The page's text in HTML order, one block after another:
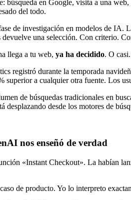
búsqueda en Google, visita a una
del todo.
de investigación en modelos de
devuelve una selección. Con criterio.
llega a tu web, ya ha decidido. O
registró durante la temporada
superior a cualquier otra fuente. Los
de búsquedas tradicionales en
desplazando desde los motores de
nos enseñó de verdad
«Instant Checkout». La habían
de producto. Yo lo interpreto